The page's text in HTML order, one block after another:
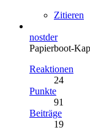
Zitieren
nostder
Papierboot-
Reaktionen
24
Punkte
91
Beiträge
19